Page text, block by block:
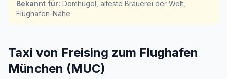
Bekannt für: Domhügel, älteste Brauerei der Welt,
Flughafen-Nähe
Taxi von Freising zum Flughafen
München (MUC)